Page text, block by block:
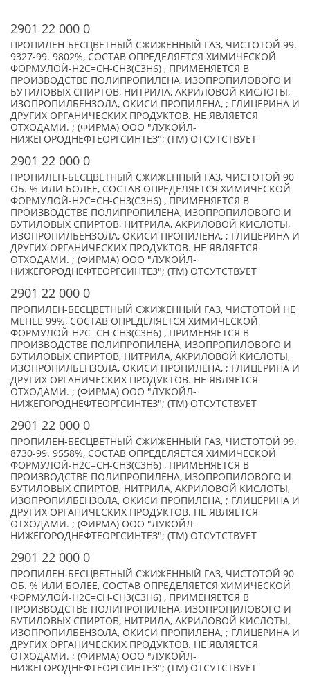
2901 22 000 0
ПРОПИЛЕН-БЕСЦВЕТНЫЙ СЖИЖЕННЫЙ ГАЗ, ЧИСТОТОЙ 99.
9327-99. 9802%, СОСТАВ ОПРЕДЕЛЯЕТСЯ ХИМИЧЕСКОЙ
ФОРМУЛОЙ-Н2С=СН-СН3(С3Н6) , ПРИМЕНЯЕТСЯ В
ПРОИЗВОДСТВЕ ПОЛИПРОПИЛЕНА, ИЗОПРОПИЛОВОГО И
БУТИЛОВЫХ СПИРТОВ, НИТРИЛА, АКРИЛОВОЙ КИСЛОТЫ,
ИЗОПРОПИЛБЕНЗОЛА, ОКИСИ ПРОПИЛЕНА, ; ГЛИЦЕРИНА И
ДРУГИХ ОРГАНИЧЕСКИХ ПРОДУКТОВ. НЕ ЯВЛЯЕТСЯ
ОТХОДАМИ. ; (ФИРМА) ООО "ЛУКОЙЛ-
НИЖЕГОРОДНЕФТЕОРГСИНТЕЗ"; (TM) ОТСУТСТВУЕТ
2901 22 000 0
ПРОПИЛЕН-БЕСЦВЕТНЫЙ СЖИЖЕННЫЙ ГАЗ, ЧИСТОТОЙ 90
ОБ. % ИЛИ БОЛЕЕ, СОСТАВ ОПРЕДЕЛЯЕТСЯ ХИМИЧЕСКОЙ
ФОРМУЛОЙ-Н2С=СН-СН3(С3Н6) , ПРИМЕНЯЕТСЯ В
ПРОИЗВОДСТВЕ ПОЛИПРОПИЛЕНА, ИЗОПРОПИЛОВОГО И
БУТИЛОВЫХ СПИРТОВ, НИТРИЛА, АКРИЛОВОЙ КИСЛОТЫ,
ИЗОПРОПИЛБЕНЗОЛА, ОКИСИ ПРОПИЛЕНА, ; ГЛИЦЕРИНА И
ДРУГИХ ОРГАНИЧЕСКИХ ПРОДУКТОВ. НЕ ЯВЛЯЕТСЯ
ОТХОДАМИ. ; (ФИРМА) ООО "ЛУКОЙЛ-
НИЖЕГОРОДНЕФТЕОРГСИНТЕЗ"; (TM) ОТСУТСТВУЕТ
2901 22 000 0
ПРОПИЛЕН-БЕСЦВЕТНЫЙ СЖИЖЕННЫЙ ГАЗ, ЧИСТОТОЙ НЕ
МЕНЕЕ 99%, СОСТАВ ОПРЕДЕЛЯЕТСЯ ХИМИЧЕСКОЙ
ФОРМУЛОЙ-Н2С=СН-СН3(С3Н6) , ПРИМЕНЯЕТСЯ В
ПРОИЗВОДСТВЕ ПОЛИПРОПИЛЕНА, ИЗОПРОПИЛОВОГО И
БУТИЛОВЫХ СПИРТОВ, НИТРИЛА, АКРИЛОВОЙ КИСЛОТЫ,
ИЗОПРОПИЛБЕНЗОЛА, ОКИСИ ПРОПИЛЕНА, ; ГЛИЦЕРИНА И
ДРУГИХ ОРГАНИЧЕСКИХ ПРОДУКТОВ. НЕ ЯВЛЯЕТСЯ
ОТХОДАМИ. ; (ФИРМА) ООО "ЛУКОЙЛ-
НИЖЕГОРОДНЕФТЕОРГСИНТЕЗ"; (TM) ОТСУТСТВУЕТ
2901 22 000 0
ПРОПИЛЕН-БЕСЦВЕТНЫЙ СЖИЖЕННЫЙ ГАЗ, ЧИСТОТОЙ 99.
8730-99. 9558%, СОСТАВ ОПРЕДЕЛЯЕТСЯ ХИМИЧЕСКОЙ
ФОРМУЛОЙ-Н2С=СН-СН3(С3Н6) , ПРИМЕНЯЕТСЯ В
ПРОИЗВОДСТВЕ ПОЛИПРОПИЛЕНА, ИЗОПРОПИЛОВОГО И
БУТИЛОВЫХ СПИРТОВ, НИТРИЛА, АКРИЛОВОЙ КИСЛОТЫ,
ИЗОПРОПИЛБЕНЗОЛА, ОКИСИ ПРОПИЛЕНА, ; ГЛИЦЕРИНА И
ДРУГИХ ОРГАНИЧЕСКИХ ПРОДУКТОВ. НЕ ЯВЛЯЕТСЯ
ОТХОДАМИ. ; (ФИРМА) ООО "ЛУКОЙЛ-
НИЖЕГОРОДНЕФТЕОРГСИНТЕЗ"; (TM) ОТСУТСТВУЕТ
2901 22 000 0
ПРОПИЛЕН-БЕСЦВЕТНЫЙ СЖИЖЕННЫЙ ГАЗ, ЧИСТОТОЙ 90
ОБ. % ИЛИ БОЛЕЕ, СОСТАВ ОПРЕДЕЛЯЕТСЯ ХИМИЧЕСКОЙ
ФОРМУЛОЙ-Н2С=СН-СН3(С3Н6) , ПРИМЕНЯЕТСЯ В
ПРОИЗВОДСТВЕ ПОЛИПРОПИЛЕНА, ИЗОПРОПИЛОВОГО И
БУТИЛОВЫХ СПИРТОВ, НИТРИЛА, АКРИЛОВОЙ КИСЛОТЫ,
ИЗОПРОПИЛБЕНЗОЛА, ОКИСИ ПРОПИЛЕНА, ; ГЛИЦЕРИНА И
ДРУГИХ ОРГАНИЧЕСКИХ ПРОДУКТОВ. НЕ ЯВЛЯЕТСЯ
ОТХОДАМИ. ; (ФИРМА) ООО "ЛУКОЙЛ-
НИЖЕГОРОДНЕФТЕОРГСИНТЕЗ"; (TM) ОТСУТСТВУЕТ